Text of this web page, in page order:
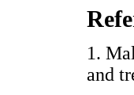
1.
and